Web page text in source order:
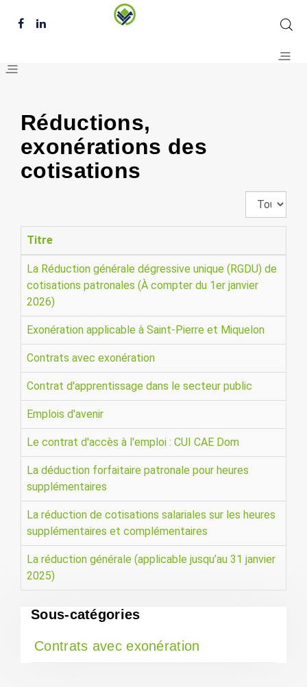
Réductions,
exonérations des
cotisations
Affichage
#
Titre
La Réduction générale dégressive unique (RGDU) de
cotisations patronales (À compter du 1er janvier
2026)
Exonération applicable à Saint-Pierre et Miquelon
Contrats avec exonération
Contrat d'apprentissage dans le secteur public
Emplois d'avenir
Le contrat d'accès à l'emploi : CUI CAE Dom
La déduction forfaitaire patronale pour heures
supplémentaires
La réduction de cotisations salariales sur les heures
supplémentaires et complémentaires
La réduction générale (applicable jusqu’au 31 janvier
2025)
Sous-catégories
Contrats avec exonération